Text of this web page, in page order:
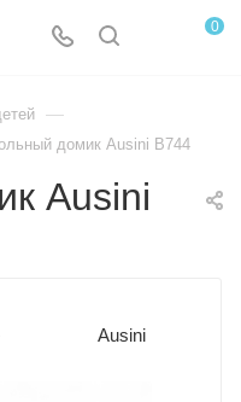
0
—
домик Ausini B744
Ausini
Ausini